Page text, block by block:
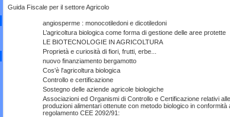
Guida Fiscale per il settore Agricolo
angiosperme : monocotiledoni e dicotiledoni
L’agricoltura biologica come forma di gestione delle aree protette
LE BIOTECNOLOGIE IN AGRICOLTURA
Proprietà e curiosità di fiori, frutti, erbe...
nuovo finanziamento bergamotto
Cos'è l'agricoltura biologica
Controllo e certificazione
Sostegno delle aziende agricole biologiche
Associazioni ed Organismi di Controllo e Certificazione relativi alle
produzioni alimentari ottenute con metodo biologico in conformità
regolamento CEE 2092/91: